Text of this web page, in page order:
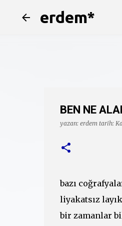
erdem*
BEN NE
yazan: erdem tarih:
bazı
liyakatsız
bir zamanlar